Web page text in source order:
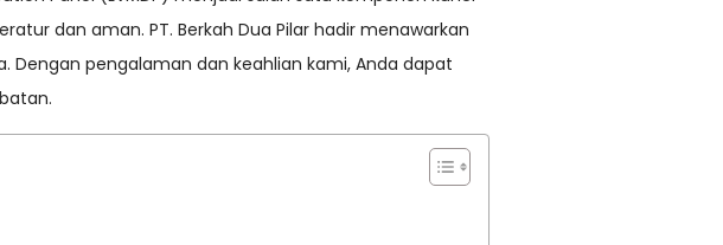
dan aman. PT. Berkah Dua Pilar hadir menawarkan
Dengan pengalaman dan keahlian kami, Anda dapat